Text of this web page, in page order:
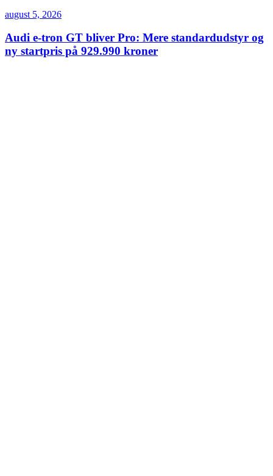
august 5, 2026
Audi e-tron GT bliver Pro: Mere standardudstyr og
ny startpris på 929.990 kroner